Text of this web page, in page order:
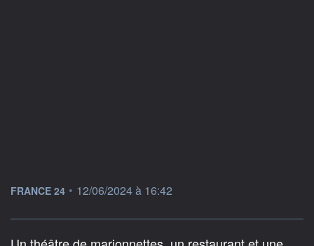
information fournie par
FRANCE 24 • 12/06/2024 à 16:42